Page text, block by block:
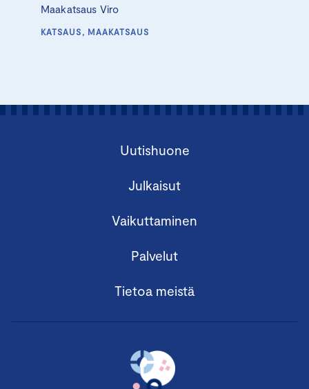
Maakatsaus Viro
KATSAUS, MAAKATSAUS
Uutishuone
Julkaisut
Vaikuttaminen
Palvelut
Tietoa meistä